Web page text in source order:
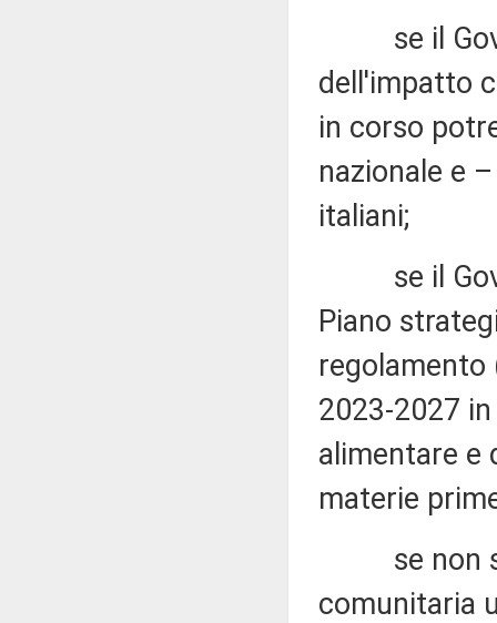
se il
dell'impatto
in corso
nazionale e
italiani;
se il
Piano
regolamento
2023-2027
alimentare e
materie
se non si
comunitaria